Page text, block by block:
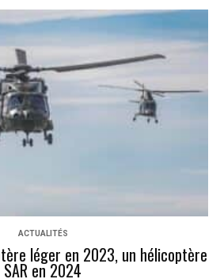
ACTUALITÉS
léger en 2023, un hélicoptère
SAR en 2024